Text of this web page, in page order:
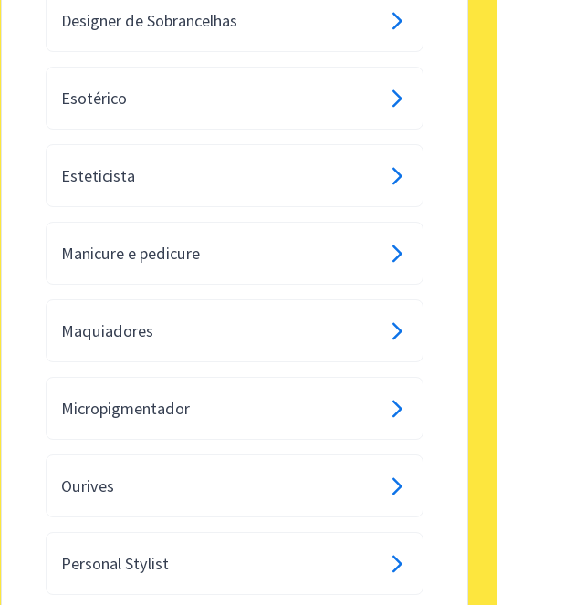
Designer de Sobrancelhas
Esotérico
Esteticista
Manicure e pedicure
Maquiadores
Micropigmentador
Ourives
Personal Stylist